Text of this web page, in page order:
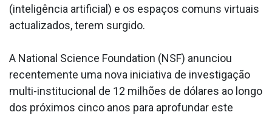
(inteligência artificial) e os espaços comuns virtuais
actualizados, terem surgido.
A National Science Foundation (NSF) anunciou
recentemente uma nova iniciativa de investigação
multi-institucional de 12 milhões de dólares ao longo
dos próximos cinco anos para aprofundar este